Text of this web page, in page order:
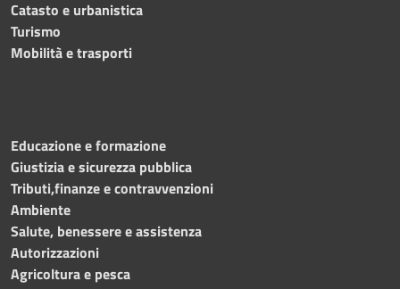
Catasto e urbanistica
Turismo
Mobilità e trasporti
Educazione e formazione
Giustizia e sicurezza pubblica
Tributi,finanze e contravvenzioni
Ambiente
Salute, benessere e assistenza
Autorizzazioni
Agricoltura e pesca